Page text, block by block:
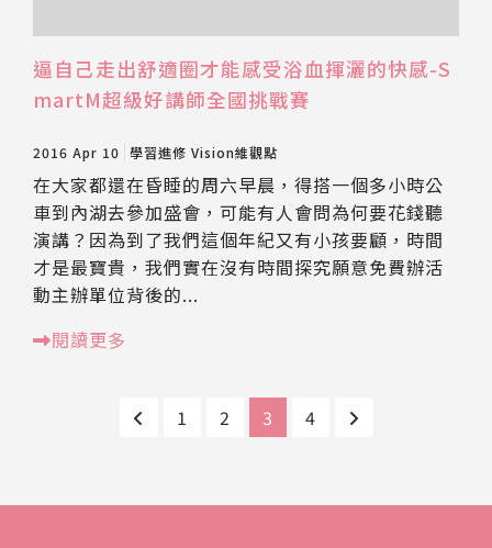
逼自己走出舒適圈才能感受浴血揮灑的快感-S
martM超級好講師全國挑戰賽
2016 Apr 10 學習進修 Vision維觀點
在大家都還在昏睡的周六早晨，得搭一個多小時公
車到內湖去參加盛會，可能有人會問為何要花錢聽
演講？因為到了我們這個年紀又有小孩要顧，時間
才是最寶貴，我們實在沒有時間探究願意免費辦活
動主辦單位背後的...
閱讀更多
1 2 3 4